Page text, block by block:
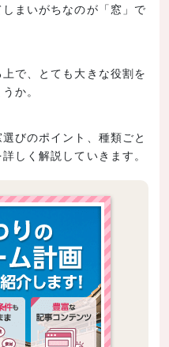
はてなブ
ク
Poke
まいがちなのが「窓」で
で、とても大きな役割を
か。
びのポイント、種類ごと
しく解説していきます。